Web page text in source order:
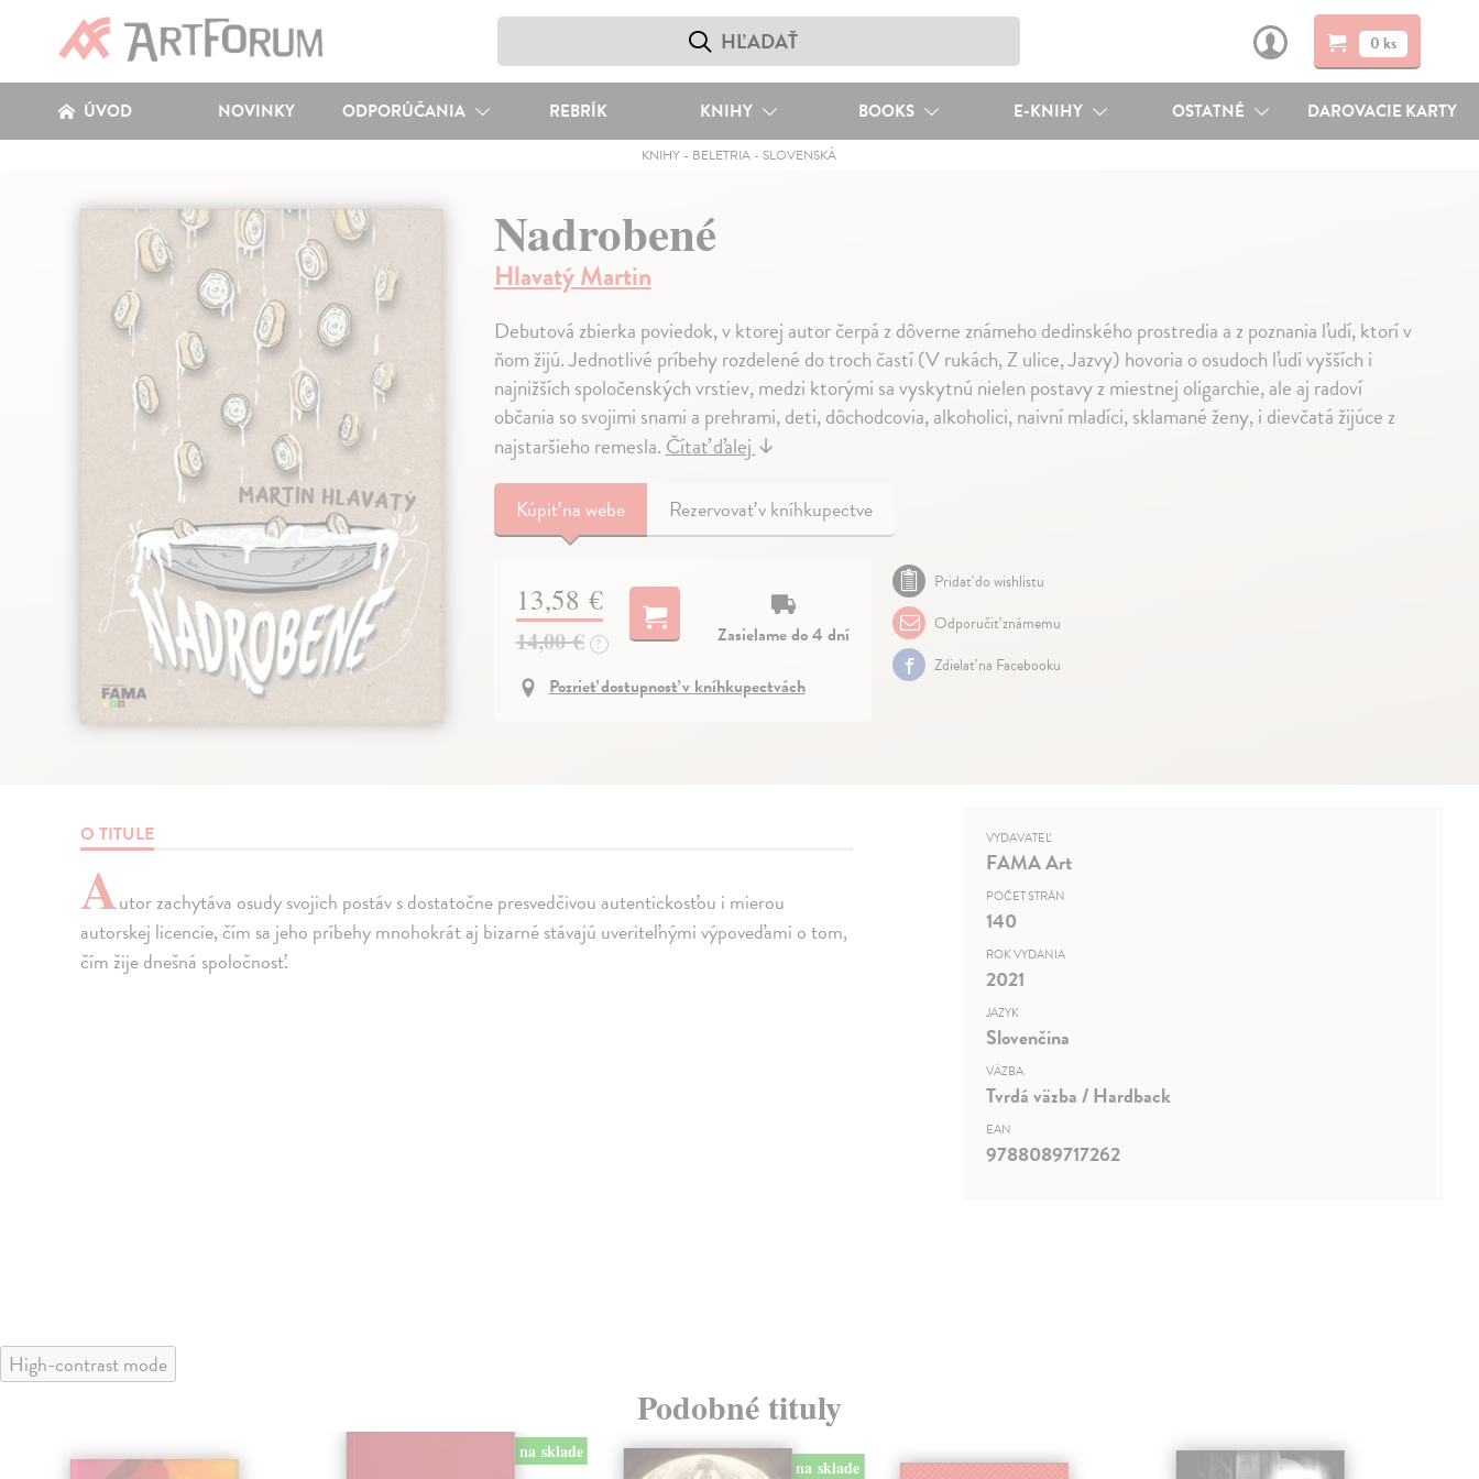
0 ks
ÚVOD NOVINKY ODPORÚČANIA REBRÍK KNIHY BOOKS E-KNIHY OSTATNÉ DAROVACIE KARTY
KNIHY - BELETRIA - SLOVENSKÁ
Nadrobené
Hlavatý Martin
Debutová zbierka poviedok, v ktorej autor čerpá z dôverne známeho dedinského prostredia a z poznania ľudí, ktorí v
ňom žijú. Jednotlivé príbehy rozdelené do troch častí (V rukách, Z ulice, Jazvy) hovoria o osudoch ľudí vyšších i
najnižších spoločenských vrstiev, medzi ktorými sa vyskytnú nielen postavy z miestnej oligarchie, ale aj radoví
občania so svojimi snami a prehrami, deti, dôchodcovia, alkoholici, naivní mladíci, sklamané ženy, i dievčatá žijúce z
najstaršieho remesla.Čítať ďalej↓
Kúpiťna webe Rezervovať v kníhkupectve
13,58 €
14,00 € ?
Zasielame do 4 dní
Pozrieť dostupnosť v kníhkupectvách
Pridať do wishlistu
Odporučiť známemu
Zdielať na Facebooku
O TITULE
Autor zachytáva osudy svojich postáv s dostatočne presvedčivou autentickosťou i mierou
autorskej licencie, čím sa jeho príbehy mnohokrát aj bizarné stávajú uveriteľnými výpoveďami o tom,
čím žije dnešná spoločnosť.
VYDAVATEĽ
FAMA Art
POČET STRÁN
140
ROK VYDANIA
2021
JAZYK
Slovenčina
VÄZBA
Tvrdá väzba / Hardback
EAN
9788089717262
High-contrast mode
Podobné tituly
na sklade
na sklade